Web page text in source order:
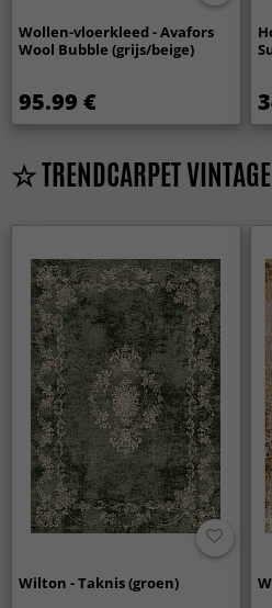
Wollen-vloerkleed - Avafors
Wool Bubble (grijs/beige)
95.99 €
☆ TRENDCARPET
Wilton - Taknis (groen)